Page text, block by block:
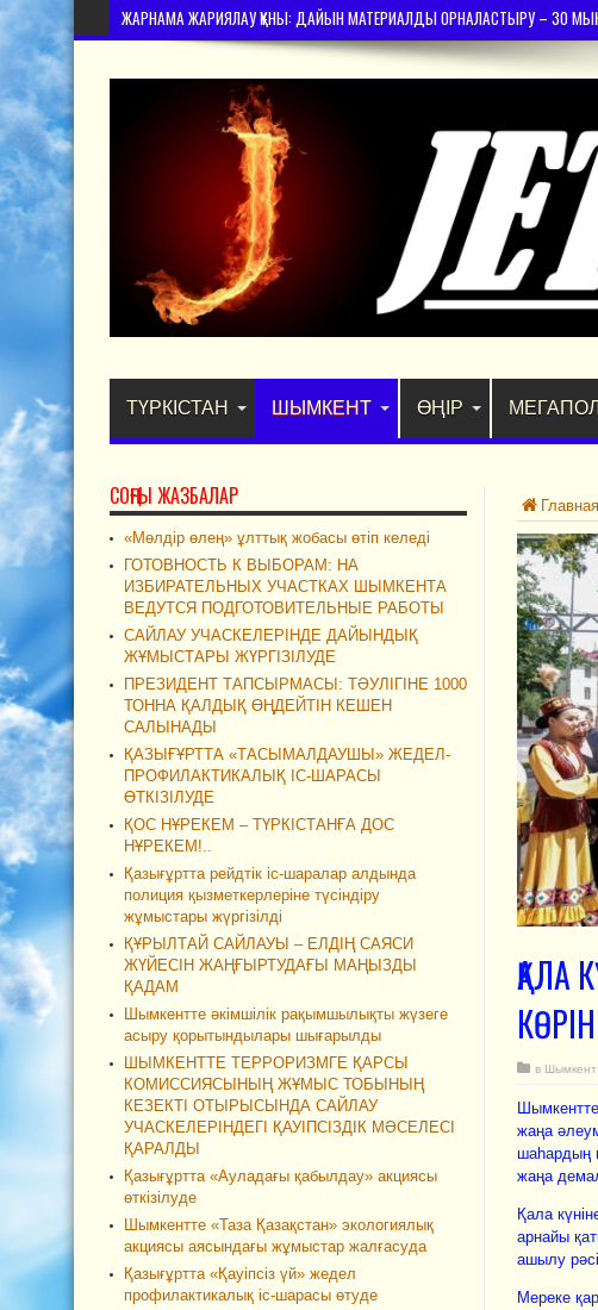
ЖАРНАМА ЖАРИЯЛАУ ҚҰНЫ: ДАЙЫН МАТЕРИАЛДЫ ОРНАЛАСТЫРУ – 30 МЫҢ
ТҮРКІСТАН ШЫМКЕНТ ӨҢІР
Главная
ҚАЛА
в Шымкент
жаңа
шаһардың
жаңа
Қала
арнайы
ашылу
Мереке
СОҢҒЫ ЖАЗБАЛАР
«Мөлдір өлең» ұлттық жобасы өтіп келеді
ГОТОВНОСТЬ К ВЫБОРАМ: НА
ИЗБИРАТЕЛЬНЫХ УЧАСТКАХ ШЫМКЕНТА
ВЕДУТСЯ ПОДГОТОВИТЕЛЬНЫЕ РАБОТЫ
САЙЛАУ УЧАСКЕЛЕРІНДЕ ДАЙЫНДЫҚ
ЖҰМЫСТАРЫ ЖҮРГІЗІЛУДЕ
ПРЕЗИДЕНТ ТАПСЫРМАСЫ: ТӘУЛІГІНЕ 1000
ТОННА ҚАЛДЫҚ ӨҢДЕЙТІН КЕШЕН
САЛЫНАДЫ
ҚАЗЫҒҰРТТА «ТАСЫМАЛДАУШЫ» ЖЕДЕЛ-
ПРОФИЛАКТИКАЛЫҚ ІС-ШАРАСЫ
ӨТКІЗІЛУДЕ
ҚОС НҰРЕКЕМ – ТҮРКІСТАНҒА ДОС
НҰРЕКЕМ!..
Қазығұртта рейдтік іс-шаралар алдында
полиция қызметкерлеріне түсіндіру
жұмыстары жүргізілді
ҚҰРЫЛТАЙ САЙЛАУЫ – ЕЛДІҢ САЯСИ
ЖҮЙЕСІН ЖАҢҒЫРТУДАҒЫ МАҢЫЗДЫ
ҚАДАМ
Шымкентте әкімшілік рақымшылықты жүзеге
асыру қорытындылары шығарылды
ШЫМКЕНТТЕ ТЕРРОРИЗМГЕ ҚАРСЫ
КОМИССИЯСЫНЫҢ ЖҰМЫС ТОБЫНЫҢ
КЕЗЕКТІ ОТЫРЫСЫНДА САЙЛАУ
УЧАСКЕЛЕРІНДЕГІ ҚАУІПСІЗДІК МӘСЕЛЕСІ
ҚАРАЛДЫ
Қазығұртта «Ауладағы қабылдау» акциясы
өткізілуде
Шымкентте «Таза Қазақстан» экологиялық
акциясы аясындағы жұмыстар жалғасуда
Қазығұртта «Қауіпсіз үй» жедел
профилактикалық іс-шарасы өтуде